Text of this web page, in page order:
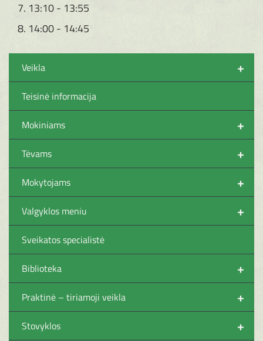
7. 13:10 - 13:55
8. 14:00 - 14:45
+
Veikla
Teisinė informacija
+
Mokiniams
+
Tėvams
+
Mokytojams
+
Valgyklos meniu
Sveikatos specialistė
+
Biblioteka
+
Praktinė – tiriamoji veikla
+
Stovyklos